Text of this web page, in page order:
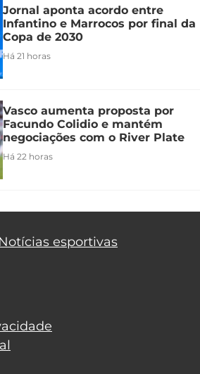
Jornal aponta acordo entre
Infantino e Marrocos por final da
Copa de 2030
Há 21 horas
Vasco aumenta proposta por
Facundo Colidio e mantém
negociações com o River Plate
Há 22 horas